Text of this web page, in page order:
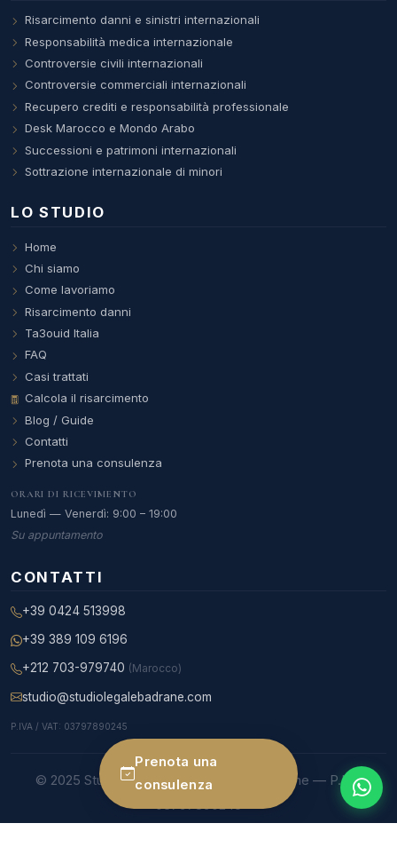
Risarcimento danni e sinistri internazionali
Responsabilità medica internazionale
Controversie civili internazionali
Controversie commerciali internazionali
Recupero crediti e responsabilità professionale
Desk Marocco e Mondo Arabo
Successioni e patrimoni internazionali
Sottrazione internazionale di minori
LO STUDIO
Home
Chi siamo
Come lavoriamo
Risarcimento danni
Ta3ouid Italia
FAQ
Casi trattati
Calcola il risarcimento
Blog / Guide
Contatti
Prenota una consulenza
ORARI DI RICEVIMENTO
Lunedì — Venerdì: 9:00 – 19:00
Su appuntamento
CONTATTI
+39 0424 513998
+39 389 109 6196
+212 703-979740 (Marocco)
studio@studiolegalebadrane.com
P.IVA / VAT: 03797890245
© 2025 Studio Legale Internazionale Badrane — P.IVA
03797890245
Prenota una
consulenza